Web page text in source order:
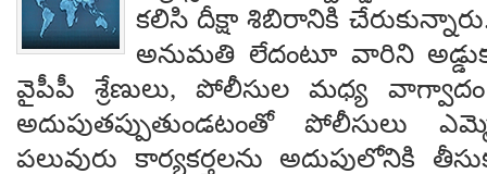
కలిసి దీక్షా శిబిరానికి
అనుమతి లేదంటూ వారిని
వైపీపీ శ్రేణులు, పోలీసుల మధ్య వాగ్వాదం
అదుపుతప్పుతుండటంతో పోలీసులు
పలువురు కార్యకర్తలను అదుపులోనికి